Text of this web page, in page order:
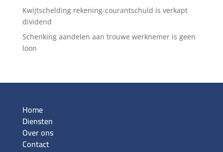
Kwijtschelding rekening-courantschuld is verkapt
dividend
Schenking aandelen aan trouwe werknemer is geen
loon
Home
Diensten
Over ons
Contact